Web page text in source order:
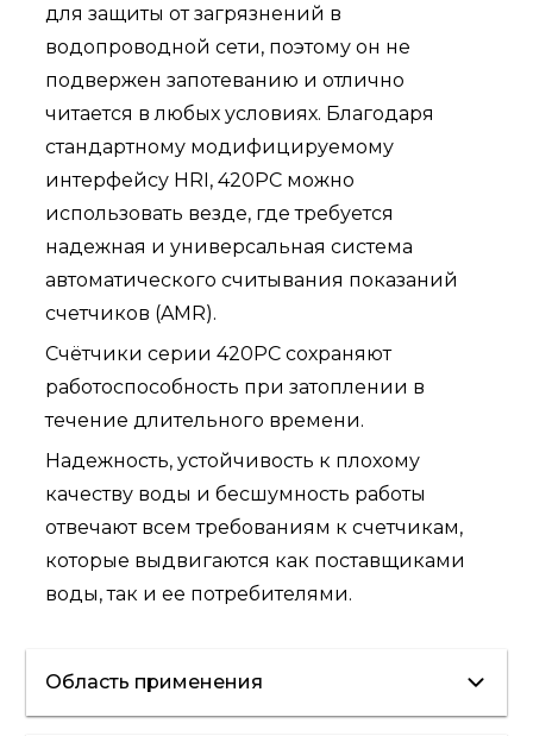
для защиты от загрязнений в
водопроводной сети, поэтому он не
подвержен запотеванию и отлично
читается в любых условиях. Благодаря
стандартному модифицируемому
интерфейсу HRI, 420PC можно
использовать везде, где требуется
надежная и универсальная система
автоматического считывания показаний
счетчиков (AMR).
Счётчики серии 420PC cохраняют
работоспособность при затоплении в
течение длительного времени.
Надежность, устойчивость к плохому
качеству воды и бесшумность работы
отвечают всем требованиям к счетчикам,
которые выдвигаются как поставщиками
воды, так и ее потребителями.
Область применения